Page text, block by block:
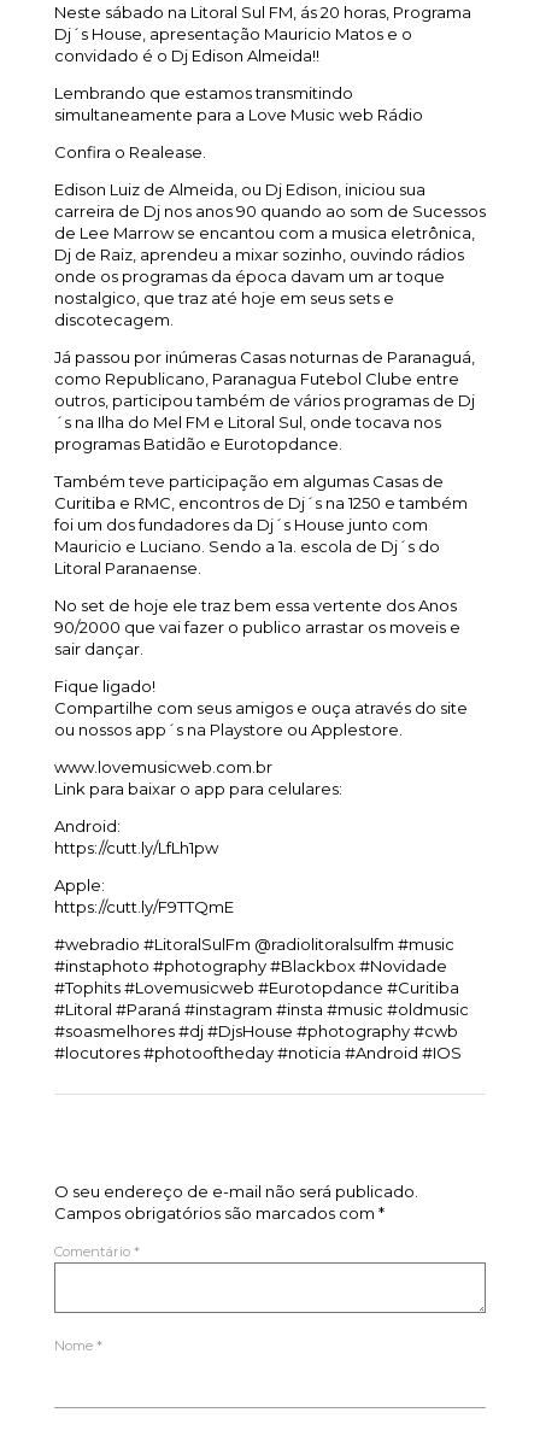
Neste sábado na Litoral Sul FM, ás 20 horas, Programa
Dj´s House, apresentação Mauricio Matos e o
convidado é o Dj Edison Almeida!!
Lembrando que estamos transmitindo
simultaneamente para a Love Music web Rádio
Confira o Realease.
Edison Luiz de Almeida, ou Dj Edison, iniciou sua
carreira de Dj nos anos 90 quando ao som de Sucessos
de Lee Marrow se encantou com a musica eletrônica,
Dj de Raiz, aprendeu a mixar sozinho, ouvindo rádios
onde os programas da época davam um ar toque
nostalgico, que traz até hoje em seus sets e
discotecagem.
Já passou por inúmeras Casas noturnas de Paranaguá,
como Republicano, Paranagua Futebol Clube entre
outros, participou também de vários programas de Dj
´s na Ilha do Mel FM e Litoral Sul, onde tocava nos
programas Batidão e Eurotopdance.
Também teve participação em algumas Casas de
Curitiba e RMC, encontros de Dj´s na 1250 e também
foi um dos fundadores da Dj´s House junto com
Mauricio e Luciano. Sendo a 1a. escola de Dj´s do
Litoral Paranaense.
No set de hoje ele traz bem essa vertente dos Anos
90/2000 que vai fazer o publico arrastar os moveis e
sair dançar.
Fique ligado!
Compartilhe com seus amigos e ouça através do site
ou nossos app´s na Playstore ou Applestore.
www.lovemusicweb.com.br
Link para baixar o app para celulares:
Android:
https://cutt.ly/LfLh1pw
Apple:
https://cutt.ly/F9TTQmE
#webradio #LitoralSulFm @radiolitoralsulfm #music
#instaphoto #photography #Blackbox #Novidade
#Tophits #Lovemusicweb #Eurotopdance #Curitiba
#Litoral #Paraná #instagram #insta #music #oldmusic
#soasmelhores #dj #DjsHouse #photography #cwb
#locutores #photooftheday #noticia #Android #IOS
O seu endereço de e-mail não será publicado.
Campos obrigatórios são marcados com *
Comentário *
Nome *